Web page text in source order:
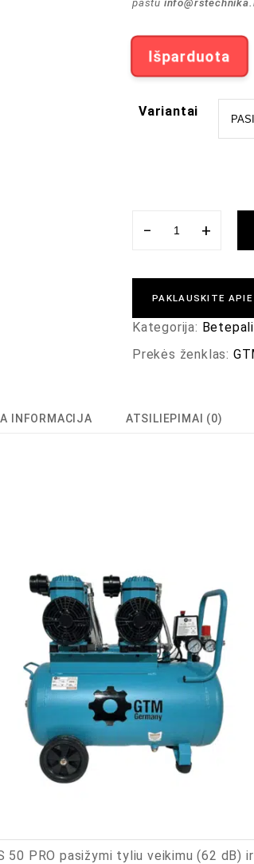
paštu
Išparduota
Variantai
− +
PAKLAUSKITE APIE
Kategorija:
Prekės ženklas:
INFORMACIJA ATSILIEPIMAI (0)
PRO pasižymi tyliu veikimu (62 dB)